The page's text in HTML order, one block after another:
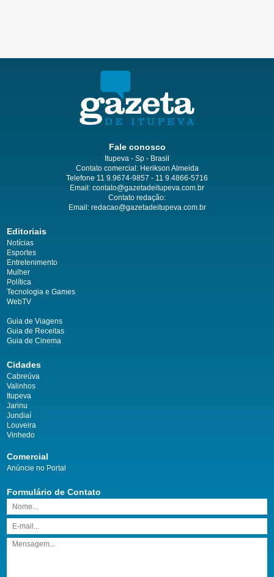
Fale conosco
Itupeva - Sp - Brasil
Contato comercial: Herikson Almeida
Telefone 11 9.9674-9857 - 11 9.4866-5716
Email: contato@gazetadeitupeva.com.br
Contato redação:
Email: redacao@gazetadeitupeva.com.br
Editoriais
Notícias
Esportes
Entretenimento
Mulher
Política
Tecnologia e Games
WebTV
Guia de Viagens
Guia de Receitas
Guia de Cinema
Cidades
Cabreúva
Valinhos
Itupeva
Jarinu
Jundiaí
Louveira
Vinhedo
Comercial
Anúncie no Portal
Formulário de Contato